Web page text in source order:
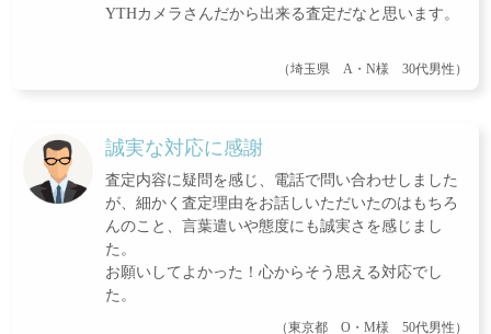
YTHカメラさんだから出来る査定だなと思います。
（埼玉県 A・N様 30代男性）
誠実な対応に感謝
査定内容に疑問を感じ、電話で問い合わせしました
が、細かく査定理由をお話しいただいたのはもちろ
んのこと、言葉遣いや態度にも誠実さを感じまし
た。
お願いしてよかった！心からそう思える対応でし
た。
（東京都 O・M様 50代男性）